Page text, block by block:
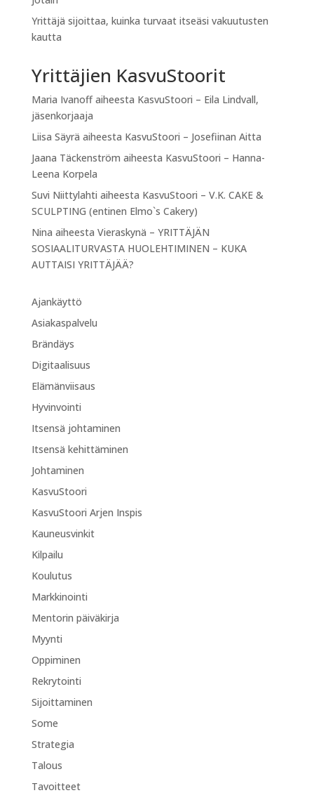
Yrittäjä sijoittaa, kuinka turvaat itseäsi vakuutusten
kautta
Yrittäjien KasvuStoorit
Maria Ivanoffaiheesta KasvuStoori – Eila Lindvall,
jäsenkorjaaja
Liisa Säyrä aiheesta KasvuStoori – Josefiinan Aitta
Jaana Täckenström aiheesta KasvuStoori – Hanna-
Leena Korpela
Suvi Niittylahti aiheesta KasvuStoori – V.K. CAKE &
SCULPTING (entinen Elmo`s Cakery)
Nina aiheesta Vieraskynä – YRITTÄJÄN
SOSIAALITURVASTA HUOLEHTIMINEN – KUKA
AUTTAISI YRITTÄJÄÄ?
Ajankäyttö
Asiakaspalvelu
Brändäys
Digitaalisuus
Elämänviisaus
Hyvinvointi
Itsensä johtaminen
Itsensä kehittäminen
Johtaminen
KasvuStoori
KasvuStoori Arjen Inspis
Kauneusvinkit
Kilpailu
Koulutus
Markkinointi
Mentorin päiväkirja
Myynti
Oppiminen
Rekrytointi
Sijoittaminen
Some
Strategia
Talous
Tavoitteet